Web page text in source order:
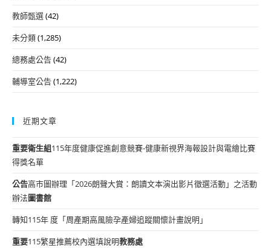
教師甄選(42)
未分類(1,285)
總務處公告(42)
輔導室公告(1,222)
近期文章
重要衛生組115年度健康促進創意競賽-健康新視界海報設計與電繪比賽
得獎名單
公告高市圖辦理「2026朗聲大賞：朗讀文本演出影片徵選活動」之活動
辦法圖書館
轉知115年 度「周產期高風險孕產婦追蹤關懷計畫說明」
重要115繁星推薦校內選填說明教務處